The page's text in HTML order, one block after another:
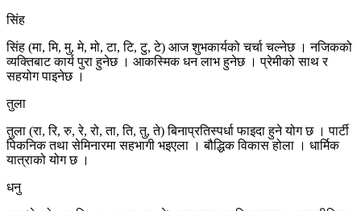
सिंह
सिंह (मा, मि, मु, मे, मो, टा, टि, टु, टे) आज शुभकार्यको चर्चा चल्नेछ । नजिकको
व्यक्तिबाट कार्य पुरा हुनेछ । आकस्मिक धन लाभ हुनेछ । प्रेमीको साथ र
सहयोग पाइनेछ ।
तुला
तुला (रा, रि, रु, रे, रो, ता, ति, तु, ते) बिनाप्रतिस्पर्धा फाइदा हुने योग छ । पार्टी
पिकनिक तथा सेमिनारमा सहभागी भइएला । बौद्धिक विकास होला । धार्मिक
यात्राको योग छ ।
धनु